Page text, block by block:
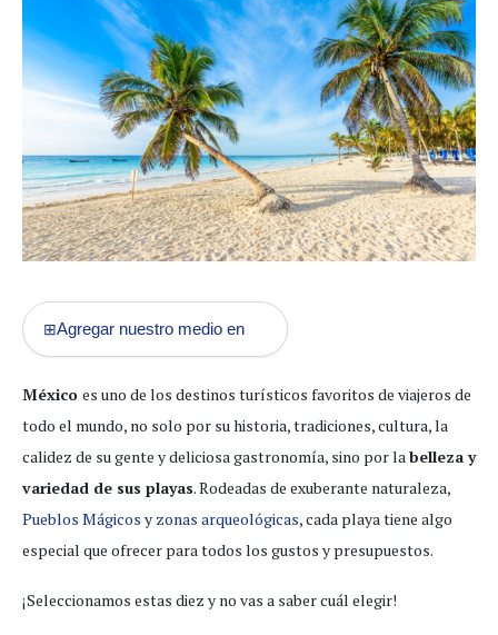
⊞Agregar nuestro medio en
México es uno de los destinos turísticos favoritos de viajeros de
todo el mundo, no solo por su historia, tradiciones, cultura, la
calidez de su gente y deliciosa gastronomía, sino por labelleza y
variedad de sus playas. Rodeadas de exuberante naturaleza,
Pueblos Mágicos y zonas arqueológicas, cada playa tiene algo
especial que ofrecer para todos los gustos y presupuestos.
¡Seleccionamos estas diez y no vas a saber cuál elegir!